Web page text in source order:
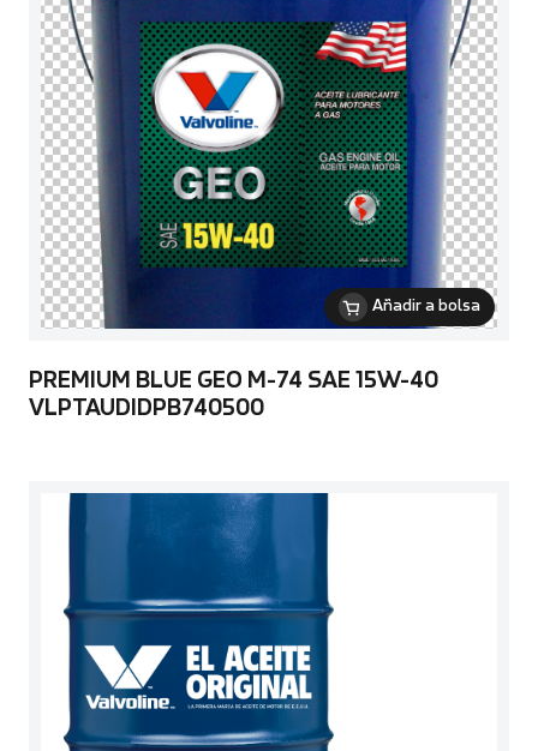
Añadir a bolsa
PREMIUM BLUE GEO M-74 SAE 15W-40
VLPTAUDIDPB740500